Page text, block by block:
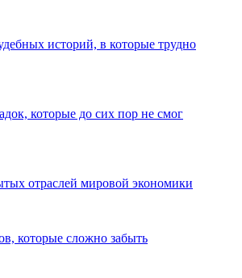
историй, в которые трудно
которые до сих пор не смог
отраслей мировой экономики
которые сложно забыть